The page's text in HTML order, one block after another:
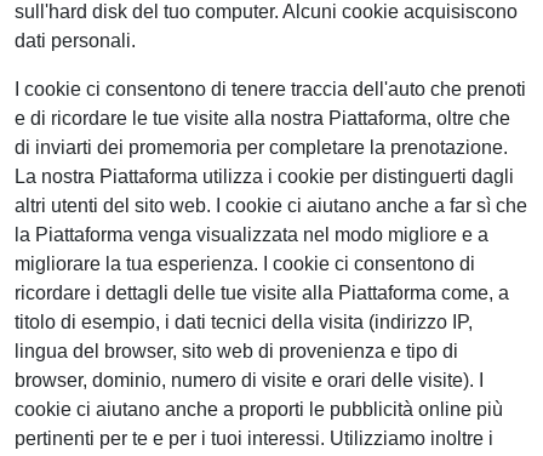
sull'hard disk del tuo computer. Alcuni cookie acquisiscono
dati personali.
I cookie ci consentono di tenere traccia dell'auto che prenoti
e di ricordare le tue visite alla nostra Piattaforma, oltre che
di inviarti dei promemoria per completare la prenotazione.
La nostra Piattaforma utilizza i cookie per distinguerti dagli
altri utenti del sito web. I cookie ci aiutano anche a far sì che
la Piattaforma venga visualizzata nel modo migliore e a
migliorare la tua esperienza. I cookie ci consentono di
ricordare i dettagli delle tue visite alla Piattaforma come, a
titolo di esempio, i dati tecnici della visita (indirizzo IP,
lingua del browser, sito web di provenienza e tipo di
browser, dominio, numero di visite e orari delle visite). I
cookie ci aiutano anche a proporti le pubblicità online più
pertinenti per te e per i tuoi interessi. Utilizziamo inoltre i